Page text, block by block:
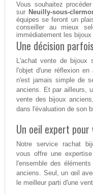
Vous souhaitez
sur Neuilly-sous-
équipes se feront un
conseiller au mieux
immédiatement les
Une décision
L'achat vente de bijoux
l'objet d'une réflexion
n'est jamais simple de
anciens. Et par ailleurs,
vente des bijoux
dans l'évaluation de son
Un oeil expert
Notre service rachat
vous offre une
l'ensemble des
anciens. Seul, un œil
le meilleur parti d'une